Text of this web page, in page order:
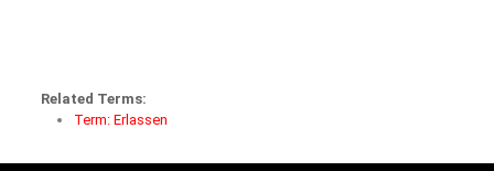
Related Terms:
Term: Erlassen